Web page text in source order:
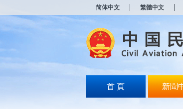
简体中文 繁體中文
首 頁 新聞
打
无
障